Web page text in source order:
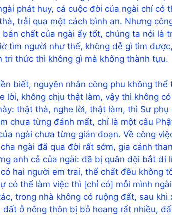
phát huy, cả cuộc đời của ngài chỉ có
trải qua một cách bình an. Nhưng
bản chất của ngài ấy tốt, chúng ta nói là
tìm người như thế, không dễ gì tìm
tri thức thì không gì mà không thành tựu.
biết, nguyên nhân công phu không
lời, không chịu thật làm, vậy thì không
thật thà, nghe lời, thật làm, thì Sư
chưa từng đánh mất, chỉ là một câu
ngài chưa từng gián đoạn. Về công
ngài đã qua đời ​​​​rất sớm, gia cảnh
anh cả của ngài: đã bị quân đội bắt đi
hai người em trai, thể chất đều không
có thể làm việc thì [chỉ có] mỗi mình
trong nhà không có ruộng đất, sau
đất ở nông thôn bị bỏ hoang rất nhiều,